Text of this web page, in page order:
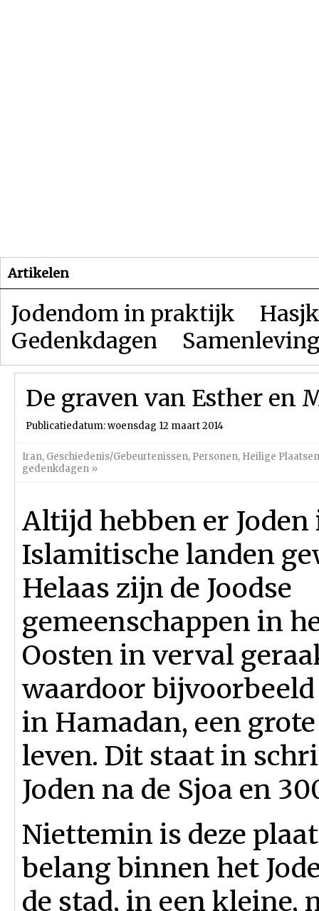
Artikelen
Jodendom in praktijk
Gedenkdagen
De graven van Esther en
Publicatiedatum: woensdag 12 maart 2014
Iran, Geschiedenis/Gebeurtenissen, Personen, Heilige Plaatsen
gedenkdagen »
Altijd hebben er Joden
Islamitische landen
Helaas zijn de Joodse
gemeenschappen in
Oosten in verval
waardoor
in Hamadan, een
leven. Dit staat in
Joden na de Sjoa en
Niettemin is deze
belang binnen het
de stad, in een kleine,